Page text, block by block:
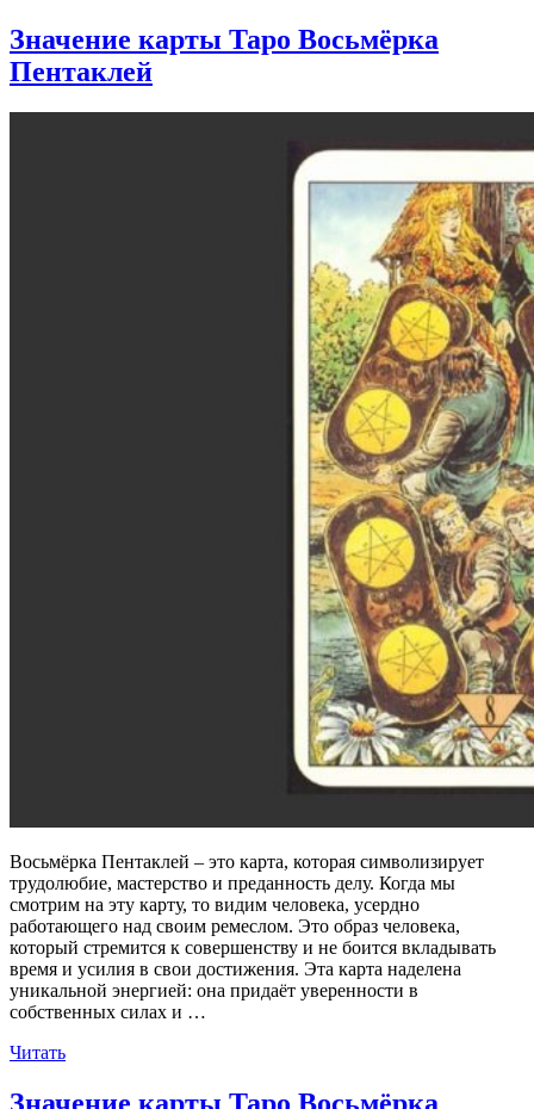
Значение карты Таро Восьмёрка
Пентаклей
Восьмёрка Пентаклей – это карта, которая символизирует
трудолюбие, мастерство и преданность делу. Когда мы
смотрим на эту карту, то видим человека, усердно
работающего над своим ремеслом. Это образ человека,
который стремится к совершенству и не боится вкладывать
время и усилия в свои достижения. Эта карта наделена
уникальной энергией: она придаёт уверенности в
собственных силах и …
Читать«Значение
Значение карты Таро Восьмёрка